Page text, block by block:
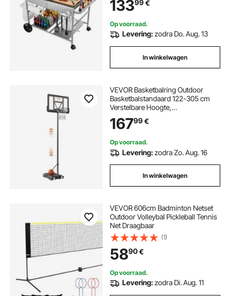
grillvoorbereidingstafel/serveerwag
en voor picknick, keuken en tuin
13399€
Op voorraad.
Levering:zodra Do. Aug. 13
In winkelwagen
VEVOR Basketbalring Outdoor
Basketbalstandaard 122-305 cm
Verstelbare Hoogte,
Basketbalsysteem Zwart
Weerbestendig Roestvrij,
of Zand Mobiel
16799€
Op voorraad.
Levering:zodra Zo. Aug. 16
In winkelwagen
VEVOR 606cm Badminton Netset
Outdoor Volleybal Pickleball Tennis
Net Draagbaar
(1)
5890€
Op voorraad.
Levering:zodra Di. Aug. 11